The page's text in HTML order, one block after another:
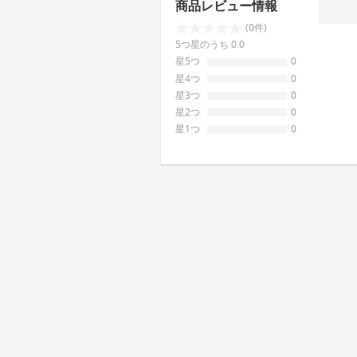
商品レビュー情報
(0件)
5つ星のうち 0.0
星5つ
0
星4つ
0
星3つ
0
星2つ
0
星1つ
0